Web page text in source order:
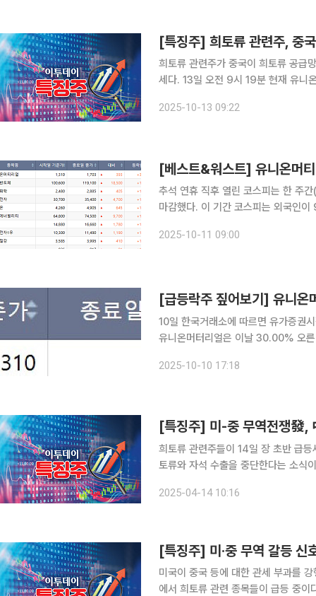
[특징주] 희토류 관련주, 중
희토류 관련주가 중국이 희토류 공급
세다. 13일 오전 9시 19분 현재 유니온머티리얼즈는 전 거래일 대비 507원(29.77%) 상승한
2025-10-13 09:22
[베스트&워스트] 유니온머티
추석 연휴 직후 열린 코스피는 한 주
마감했다. 이 기간 코스피는 외국인
2025-10-11 09:00
[급등락주 짚어보기] 유니
10일 한국거래소에 따르면 유가증권
유니온머터리얼은 이날 30.00% 오
목받는 페라이트 마그넷을 생산하는
2025-10-10 17:18
[특징주] 미-중 무역전쟁發,
희토류 관련주들이 14일 장 초반 급
토류와 자석 수출을 중단한다는 소식이 전해지면서다. 이날 오전 10
대비앤지스틸(6.29%)과 동국알앤
2025-04-14 10:16
[특징주] 미·중 무역 갈등 신
미국이 중국 등에 대한 관세 부과를
에서 희토류 관련 종목들이 급등 중이다. 3일 오전 10시 15분 기준 유니온은 전일보다